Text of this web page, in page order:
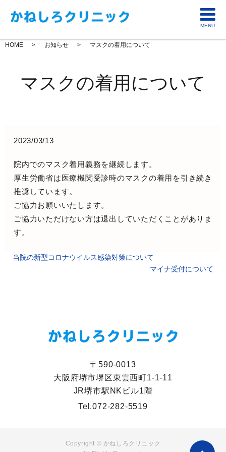
MENU
HOME お知らせ マスクの着用について
マスクの着用について
2023/03/13
院内でのマスク着用義務を継続します。
厚生労働省は医療機関受診時のマスクの着用を引き続き
推奨しています。
ご協力お願いいたします。
ご協力いただけない方は退出していただくことがありま
す。
当院の新型コロナウイルス感染対策について
マイナ受付について
〒590-0013
大阪府堺市堺区東雲西町1-1-11
JR堺市駅NKビル1階
Tel.072-282-5519
Copyright © かねしろクリニック